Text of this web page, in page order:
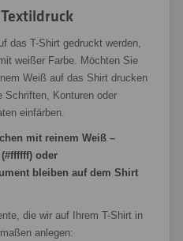
das T-Shirt gedruckt werden,
weißer Farbe. Möchten Sie
Weiß auf das Shirt drucken
Schriften, Konturen oder
einfärben.
mit reinem Weiß –
(#ffffff) oder
bleiben auf dem Shirt
die wir auf Ihrem T-Shirt in
anlegen: